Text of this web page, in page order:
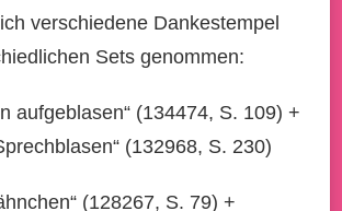
verschiedene Dankestempel
Sets genommen:
aufgeblasen“ (134474, S. 109) +
(132968, S. 230)
(128267, S. 79) +